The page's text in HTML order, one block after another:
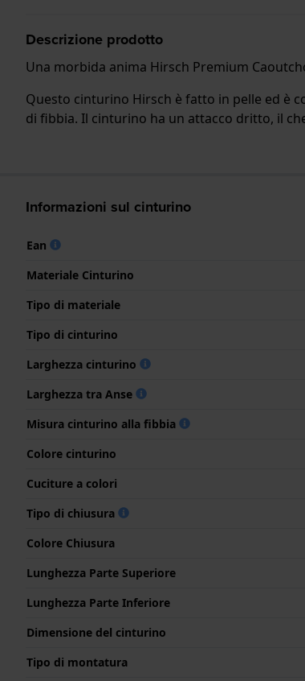
Descrizione prodotto
Una morbida anima Hirsch Premium
Questo cinturino Hirsch è fatto in pelle ed è
di fibbia. Il cinturino ha un attacco dritto, il
Informazioni sul cinturino
Ean
Materiale Cinturino
Tipo di materiale
Tipo di cinturino
Larghezza cinturino
Larghezza tra Anse
Misura cinturino alla fibbia
Colore cinturino
Cuciture a colori
Tipo di chiusura
Colore Chiusura
Lunghezza Parte Superiore
Lunghezza Parte Inferiore
Dimensione del cinturino
Tipo di montatura